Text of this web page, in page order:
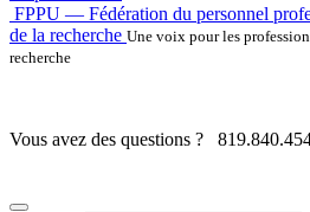
FPPU — Fédération du personnel
de la recherche Une voix pour les
recherche
Vous avez des questions ?